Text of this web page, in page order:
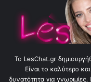
To LesChat.gr
Είναι το καλύτερο
δυνατότητα για